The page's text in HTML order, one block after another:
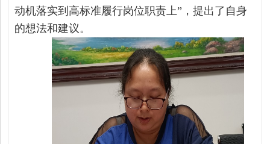
动机落实到高标准履行岗位职责上”，提出了自身
的想法和建议。